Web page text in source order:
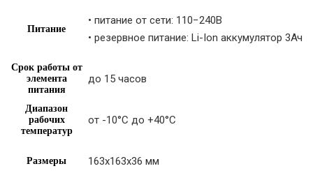
Питание
• питание от сети: 110−240В
• резервное питание: Li-Ion аккумулятор 3Ач
Срок работы от
элемента
питания
до 15 часов
Диапазон
рабочих
температур
от -10°С до +40°С
Размеры 163x163x36 мм